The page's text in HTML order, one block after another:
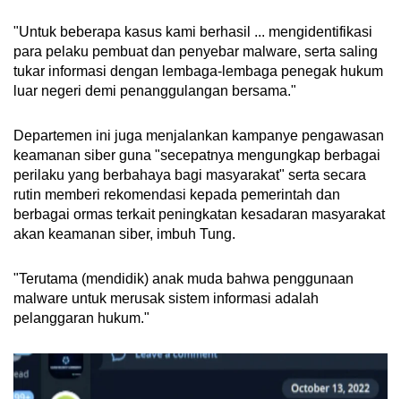
"Untuk beberapa kasus kami berhasil ... mengidentifikasi
para pelaku pembuat dan penyebar malware, serta saling
tukar informasi dengan lembaga-lembaga penegak hukum
luar negeri demi penanggulangan bersama."
Departemen ini juga menjalankan kampanye pengawasan
keamanan siber guna "secepatnya mengungkap berbagai
perilaku yang berbahaya bagi masyarakat" serta secara
rutin memberi rekomendasi kepada pemerintah dan
berbagai ormas terkait peningkatan kesadaran masyarakat
akan keamanan siber, imbuh Tung.
"Terutama (mendidik) anak muda bahwa penggunaan
malware untuk merusak sistem informasi adalah
pelanggaran hukum."